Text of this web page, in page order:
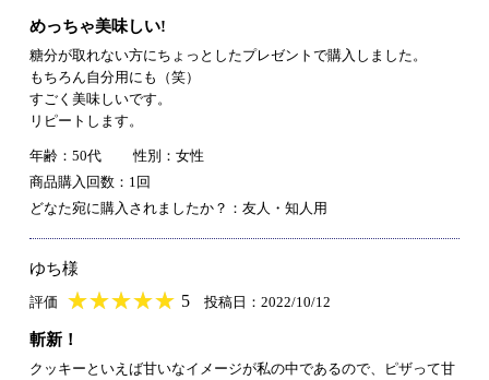
めっちゃ美味しい!
糖分が取れない方にちょっとしたプレゼントで購入しました。
もちろん自分用にも（笑）
すごく美味しいです。
リピートします。
年齢：50代
性別：女性
商品購入回数：1回
どなた宛に購入されましたか？：友人・知人用
ゆち様
評価 ★★★★★
★★★★★ 5 投稿日：2022/10/12
斬新！
クッキーといえば甘いなイメージが私の中であるので、ピザって甘